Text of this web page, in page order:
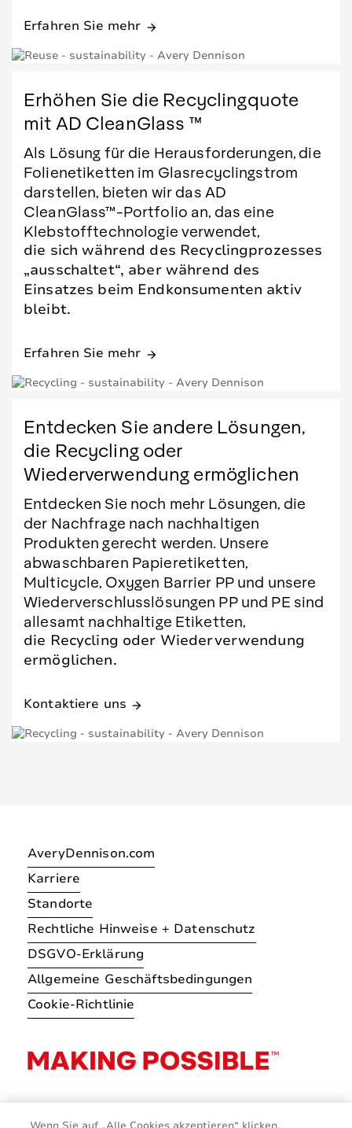
Erfahren Sie mehr arrow_forward
Erhöhen Sie die Recyclingquote
mit AD CleanGlass ™
Als Lösung für die Herausforderungen, die
Folienetiketten im Glasrecyclingstrom
darstellen, bieten wir das AD
CleanGlass™-Portfolio an, das eine
Klebstofftechnologie verwendet,
die sich während des Recyclingprozesses
„ausschaltet“, aber während des
Einsatzes beim Endkonsumenten aktiv
bleibt.
Erfahren Sie mehr arrow_forward
Entdecken Sie andere Lösungen,
die Recycling oder
Wiederverwendung ermöglichen
Entdecken Sie noch mehr Lösungen, die
der Nachfrage nach nachhaltigen
Produkten gerecht werden. Unsere
abwaschbaren Papieretiketten,
Multicycle, Oxygen Barrier PP und unsere
Wiederverschlusslösungen PP und PE sind
allesamt nachhaltige Etiketten,
die Recycling oder Wiederverwendung
ermöglichen.
Kontaktiere uns arrow_forward
AveryDennison.com
Karriere
Standorte
Rechtliche Hinweise + Datenschutz
DSGVO-Erklärung
Allgemeine Geschäftsbedingungen
Cookie-Richtlinie